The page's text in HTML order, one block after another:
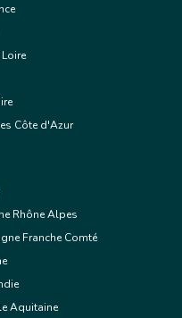
Côte d'Azur
Rhône Alpes
Franche Comté
Aquitaine